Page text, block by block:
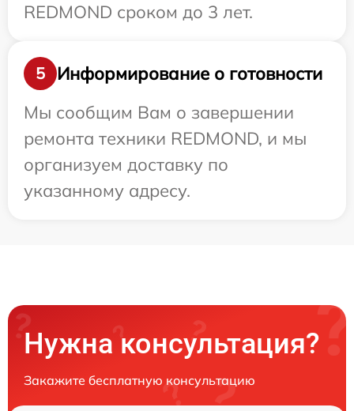
REDMOND сроком до 3 лет.
5
Информирование о готовности
Мы сообщим Вам о завершении
ремонта техники REDMOND, и мы
организуем доставку по
указанному адресу.
Нужна консультация?
Закажите бесплатную консультацию